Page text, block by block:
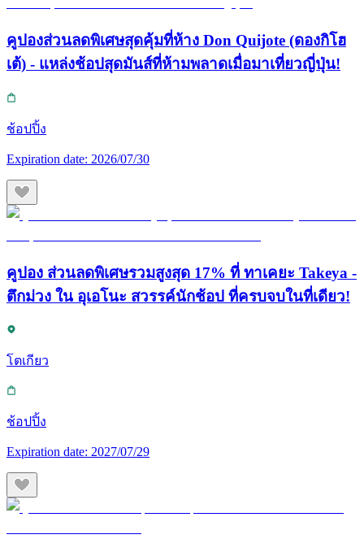
คูปองส่วนลดพิเศษสุดคุ้มที่ห้าง Don Quijote (ดองกิโฮ
เต้) - แหล่งช้อปสุดมันส์ที่ห้ามพลาดเมื่อมาเที่ยวญี่ปุ่น!
ช้อปปิ้ง
Expiration date: 2026/07/30
คูปอง ส่วนลดพิเศษรวมสูงสุด 17% ที่ ทาเคยะ Takeya -
ตึกม่วง ใน อุเอโนะ สวรรค์นักช้อป ที่ครบจบในที่เดียว!
โตเกียว
ช้อปปิ้ง
Expiration date: 2027/07/29